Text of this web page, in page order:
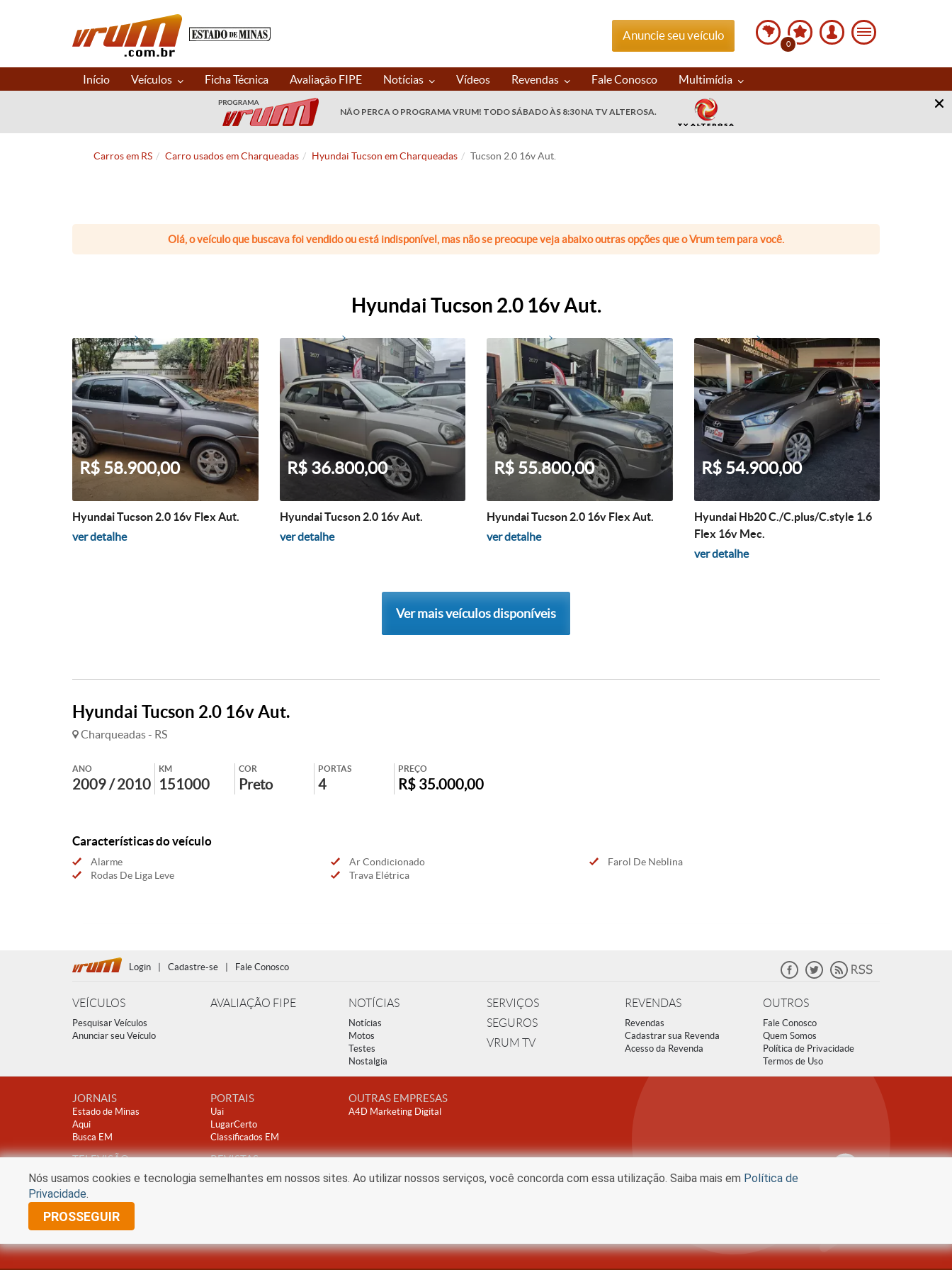
Anuncie seu veículo
0
Início Veículos Ficha Técnica Avaliação FIPE Notícias Vídeos Revendas Fale Conosco Multimídia
NÃO PERCA O PROGRAMA VRUM! TODO SÁBADO ÀS 8:30 NA TV ALTEROSA.
Carros em RS Carro usados em Charqueadas Hyundai Tucson em Charqueadas Tucson 2.0 16v Aut.
Olá, o veículo que buscava foi vendido ou está indisponível, mas não se preocupe veja abaixo outras opções que o Vrum tem para você.
Hyundai Tucson 2.0 16v Aut.
R$ 58.900,00
Hyundai Tucson 2.0 16v Flex Aut.
ver detalhe
R$ 36.800,00
Hyundai Tucson 2.0 16v Aut.
ver detalhe
R$ 55.800,00
Hyundai Tucson 2.0 16v Flex Aut.
ver detalhe
R$ 54.900,00
Hyundai Hb20 C./C.plus/C.style 1.6
Flex 16v Mec.
ver detalhe
Ver mais veículos disponíveis
Hyundai Tucson 2.0 16v Aut.
Charqueadas - RS
ANO
2009 / 2010
KM
151000
COR
Preto
PORTAS
4
PREÇO
R$ 35.000,00
Características do veículo
Alarme Ar Condicionado
Farol De Neblina
Rodas De Liga Leve
Trava Elétrica
Login | Cadastre-se | Fale Conosco
VEÍCULOS
Pesquisar Veículos
Anunciar seu Veículo
AVALIAÇÃO FIPE NOTÍCIAS
Notícias
Motos
Testes
Nostalgia
SERVIÇOS
SEGUROS
VRUM TV
REVENDAS
Revendas
Cadastrar sua Revenda
Acesso da Revenda
OUTROS
Fale Conosco
Quem Somos
Política de Privacidade
Termos de Uso
JORNAIS
Estado de Minas
Aqui
Busca EM
TELEVISÃO
TV Alterosa
PORTAIS
Uai
LugarCerto
Classificados EM
REVISTAS
Encontro
Clube A
OUTRAS EMPRESAS
A4D Marketing Digital
Nós usamos cookies e tecnologia semelhantes em nossos sites. Ao utilizar nossos serviços, você concorda com essa utilização. Saiba mais em Política de
Privacidade.
PROSSEGUIR